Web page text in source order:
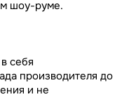
шоу-руме.
себя
производителя до
и не